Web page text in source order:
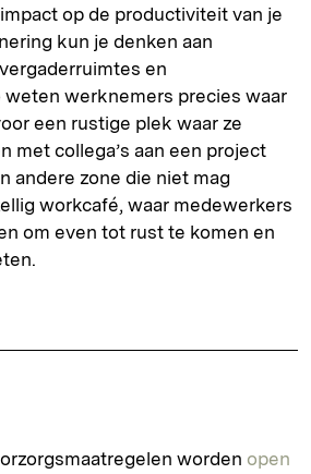
op de productiviteit van je
kun je denken aan
en
weten werknemers precies waar
een rustige plek waar ze
met collega’s aan een project
andere zone die niet mag
workcafé, waar medewerkers
om even tot rust te komen en
worden open